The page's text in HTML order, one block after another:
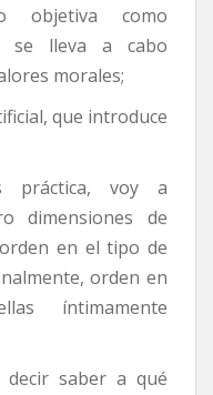
objetiva como
se lleva a cabo
morales;
introduce
práctica, voy a
dimensiones de
en el tipo de
orden en
íntimamente
decir saber a qué